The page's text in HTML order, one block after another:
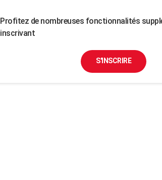
Profitez de nombreuses fonctionnalités
inscrivant
S'INSCRIRE